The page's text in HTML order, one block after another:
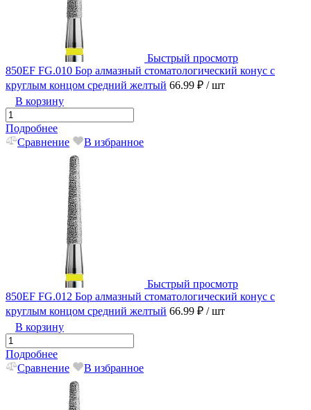
Быстрый просмотр
850EF FG.010 Бор алмазный стоматологический конус с
круглым концом средний желтый 66.99 ₽ / шт
В корзину
Подробнее
Сравнение
В избранное
Быстрый просмотр
850EF FG.012 Бор алмазный стоматологический конус с
круглым концом средний желтый 66.99 ₽ / шт
В корзину
Подробнее
Сравнение
В избранное